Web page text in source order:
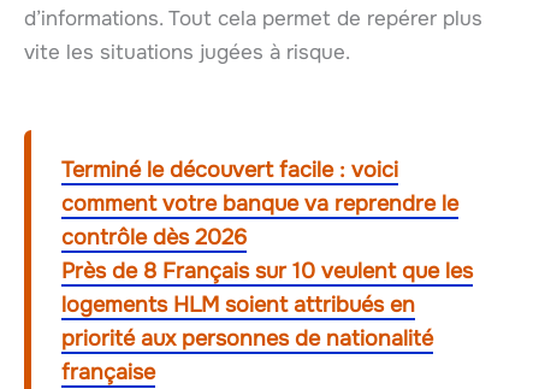
d’informations. Tout cela permet de repérer plus
vite les situations jugées à risque.
Terminé le découvert facile : voici
comment votre banque va reprendre le
contrôle dès 2026
Près de 8 Français sur 10 veulent que les
logements HLM soient attribués en
priorité aux personnes de nationalité
française